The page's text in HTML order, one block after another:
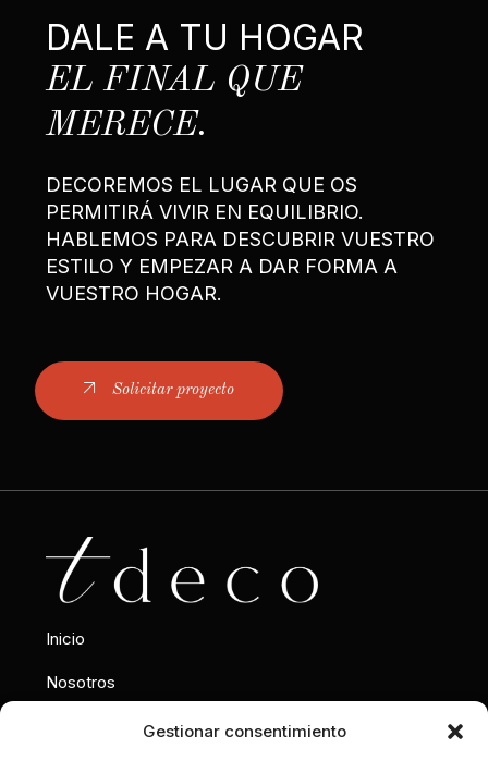
Gestionar consentimiento
DALE A TU HOGAR
EL FINAL QUE
MERECE.
DECOREMOS EL LUGAR QUE OS
PERMITIRÁ VIVIR EN EQUILIBRIO.
HABLEMOS PARA DESCUBRIR VUESTRO
ESTILO Y EMPEZAR A DAR FORMA A
VUESTRO HOGAR.
Solicitar proyecto
Inicio
Nosotros